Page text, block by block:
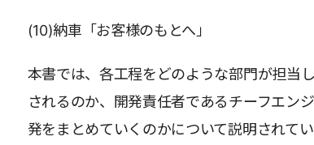
(10)納車「お客様のもとへ」
本書では、各工程をどのような部門が担当
されるのか、開発責任者であるチーフエン
発をまとめていくのかについて説明されて